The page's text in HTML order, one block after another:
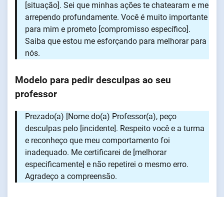
[situação]. Sei que minhas ações te chatearam e me
arrependo profundamente. Você é muito importante
para mim e prometo [compromisso específico].
Saiba que estou me esforçando para melhorar para
nós.
Modelo para pedir desculpas ao seu
professor
Prezado(a) [Nome do(a) Professor(a), peço
desculpas pelo [incidente]. Respeito você e a turma
e reconheço que meu comportamento foi
inadequado. Me certificarei de [melhorar
especificamente] e não repetirei o mesmo erro.
Agradeço a compreensão.